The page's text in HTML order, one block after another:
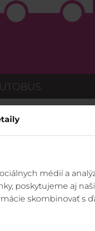
médií a
poskytujeme aj
skombinovať s